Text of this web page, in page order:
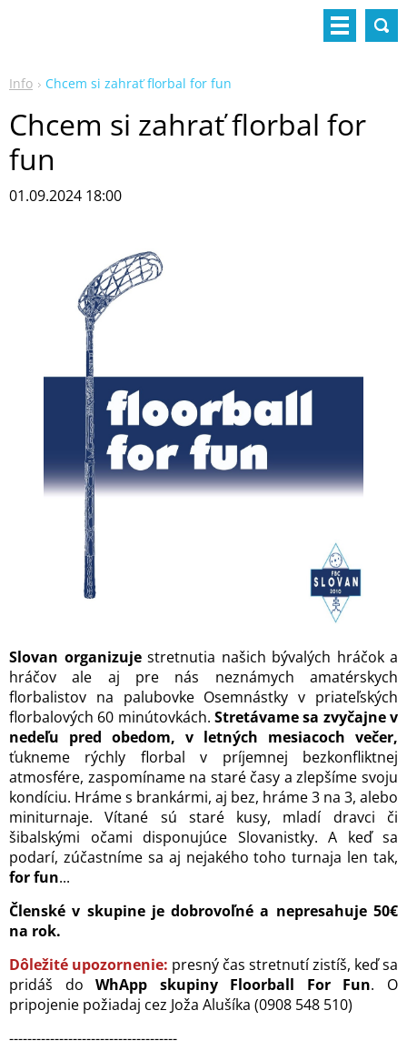
Info Chcem si zahrať florbal for fun
Chcem si zahrať florbal for
fun
01.09.2024 18:00
Slovan organizuje stretnutia našich bývalých hráčok a
hráčov ale aj pre nás neznámych amatérskych
florbalistov na palubovke Osemnástky v priateľských
florbalových 60 minútovkách. Stretávame sa zvyčajne v
nedeľu pred obedom, v letných mesiacoch večer,
ťukneme rýchly florbal v príjemnej bezkonfliktnej
atmosfére, zaspomíname na staré časy a zlepšíme svoju
kondíciu. Hráme s brankármi, aj bez, hráme 3 na 3, alebo
miniturnaje. Vítané sú staré kusy, mladí dravci či
šibalskými očami disponujúce Slovanistky. A keď sa
podarí, zúčastníme sa aj nejakého toho turnaja len tak,
for fun...
Členské v skupine je dobrovoľné a nepresahuje 50€
na rok.
Dôležité upozornenie: presný čas stretnutí zistíš, keď sa
pridáš doWhApp skupiny Floorball For Fun. O
pripojenie požiadaj cez Joža Alušíka (0908 548 510)
-------------------------------------